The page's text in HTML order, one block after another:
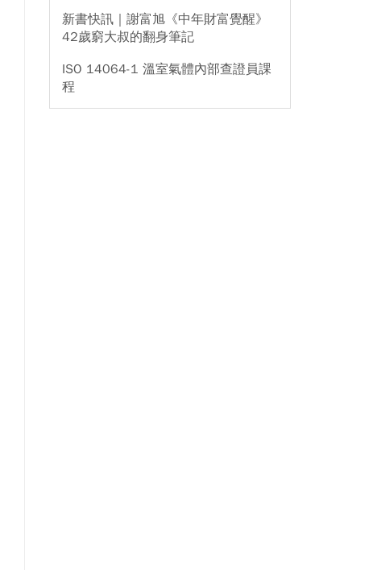
新書快訊｜謝富旭《中年財富覺醒》
42歲窮大叔的翻身筆記
ISO 14064-1 溫室氣體內部查證員課
程